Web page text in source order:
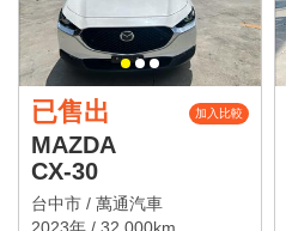
已售出 加入比較
MAZDA
CX-30
台中市 / 萬通汽車